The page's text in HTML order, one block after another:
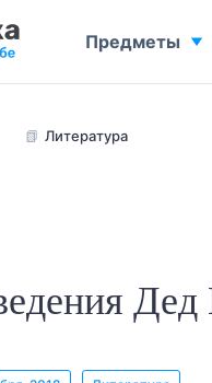
📗 Литература
Предметы